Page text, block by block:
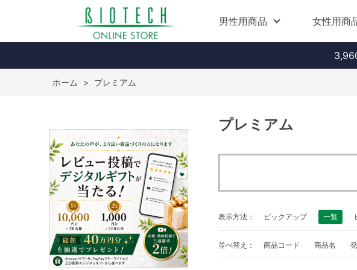
男性用商品 女性用商
ホーム > プレミアム
プレミアム
表示方法： ピックアップ 一覧
並べ替え： 商品コード 商品名